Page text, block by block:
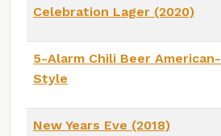
Celebration Lager (2020)
5-Alarm Chili Beer American-
Style
New Years Eve (2018)